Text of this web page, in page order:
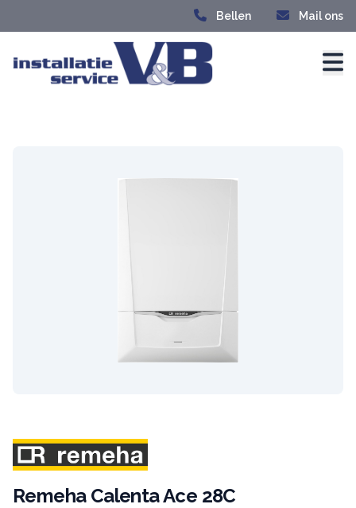
Bellen Mail ons
Remeha Calenta Ace 28C
Merk